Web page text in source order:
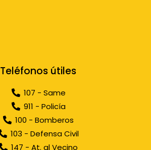
Teléfonos útiles
107 - Same
911 - Policía
100 - Bomberos
103 - Defensa Civil
147 - At. al Vecino